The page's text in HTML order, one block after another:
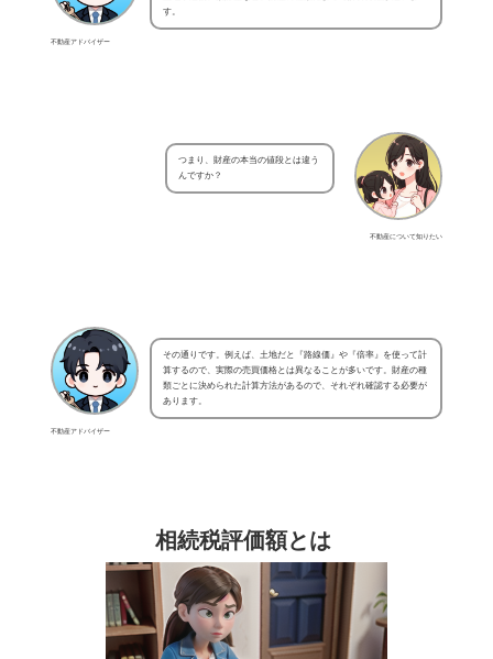
不動産アドバイザー
す。
不動産について知りたい
つまり、財産の本当の値段とは違う
んですか？
不動産アドバイザー
その通りです。例えば、土地だと『路線価』や『倍率』を使って計
算するので、実際の売買価格とは異なることが多いです。財産の種
類ごとに決められた計算方法があるので、それぞれ確認する必要が
あります。
相続税評価額とは